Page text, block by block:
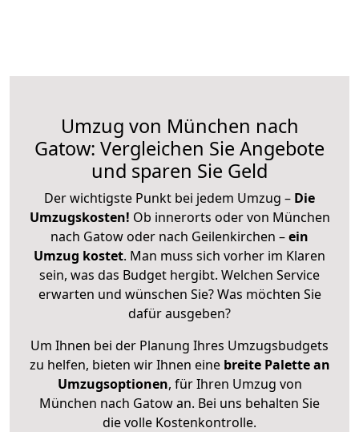
Umzug von München nach
Gatow: Vergleichen Sie Angebote
und sparen Sie Geld
Der wichtigste Punkt bei jedem Umzug – Die
Umzugskosten! Ob innerorts oder von München
nach Gatow oder nach Geilenkirchen –ein
Umzug kostet. Man muss sich vorher im Klaren
sein, was das Budget hergibt. Welchen Service
erwarten und wünschen Sie? Was möchten Sie
dafür ausgeben?
Um Ihnen bei der Planung Ihres Umzugsbudgets
zu helfen, bieten wir Ihnen eine breite Palette an
Umzugsoptionen, für Ihren Umzug von
München nach Gatow an. Bei uns behalten Sie
die volle Kostenkontrolle.